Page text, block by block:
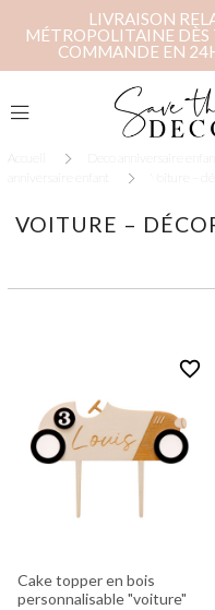
LIVRAISON
MÉTROPOLITAINE DÈS
COMMANDE EN
Accueil Deco anniversaire enfant
anniversaire enfant
Voiture –
VOITURE –
favorite_border
Cake topper en bois
personnalisable "voiture"